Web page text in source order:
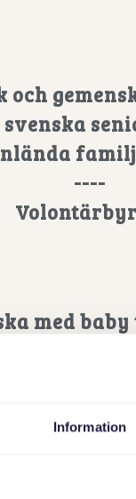
Information
och
----
med
----